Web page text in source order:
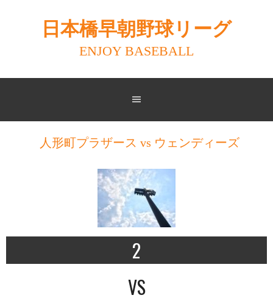
日本橋早朝野球リーグ
ENJOY BASEBALL
人形町プラザース vs ウェンディーズ
2
VS